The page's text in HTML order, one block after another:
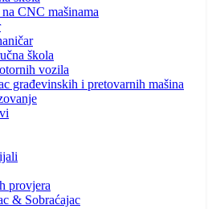
CNC mašinama
škola
vozila
građevinskih i pretovarnih mašina
provjera
& Sobraćajac